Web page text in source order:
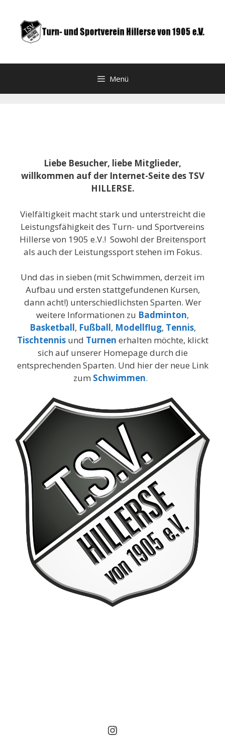
springen
Menü
Liebe Besucher, liebe Mitglieder,
willkommen auf der Internet-Seite des TSV
HILLERSE.
Vielfältigkeit macht stark und unterstreicht die
Leistungsfähigkeit des Turn- und Sportvereins
Hillerse von 1905 e.V.! Sowohl der Breitensport
als auch der Leistungssport stehen im Fokus.
Und das in sieben (mit Schwimmen, derzeit im
Aufbau und ersten stattgefundenen Kursen,
dann acht!) unterschiedlichsten Sparten. Wer
weitere Informationen zu Badminton,
Basketball, Fußball, Modellflug, Tennis,
Tischtennisund Turnen erhalten möchte, klickt
sich auf unserer Homepage durch die
entsprechenden Sparten. Und hier der neue Link
zum Schwimmen.
Instagram